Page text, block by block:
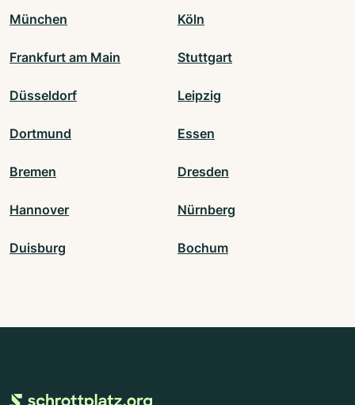
München Köln
Frankfurt am Main Stuttgart
Düsseldorf Leipzig
Dortmund Essen
Bremen Dresden
Hannover Nürnberg
Duisburg Bochum